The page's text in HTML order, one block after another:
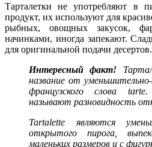
Тарталетки не употребляют в
продукт, их используют для
рыбных, овощных закусок,
начинками, иногда запекают.
для оригинальной подачи десертов.
Интересныйфакт!
название от
французского слова
называют разновидность
Tartalette являются
открытого пирога,
маленьких размеров и с